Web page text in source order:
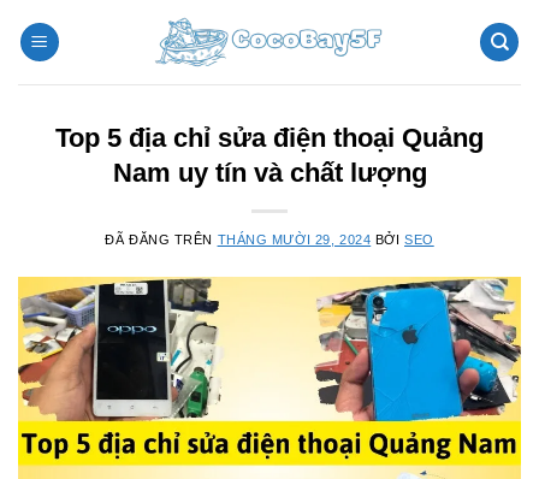
đến
Top 5 địa chỉ sửa điện thoại Quảng
Nam uy tín và chất lượng
ĐÃ ĐĂNG TRÊN THÁNG MƯỜI 29, 2024 BỞISEO